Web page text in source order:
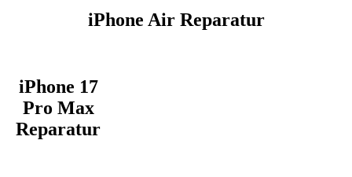
iPhone Air Reparatur
iPhone 17
Pro Max
Reparatur